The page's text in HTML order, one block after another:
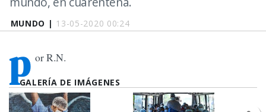
MUNDO | 13-05-2020 00:24
p or R.N.
GALERÍA DE IMÁGENES